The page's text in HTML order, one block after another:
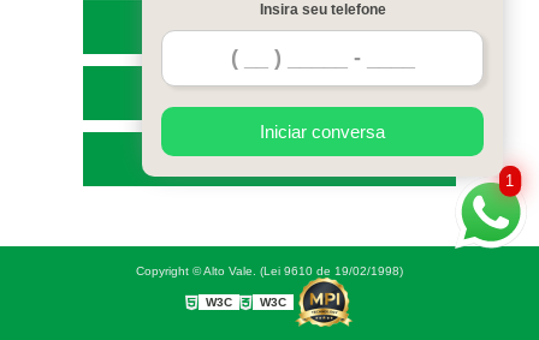
SERVIÇOS
MAPA DO SITE
Copyright © Alto Vale. (Lei 9610 de 19/02/1998)
W3C W3C
1
Insira seu telefone
Iniciar conversa